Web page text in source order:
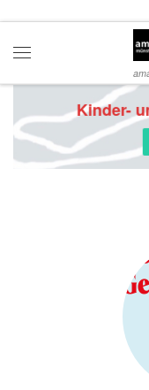
Zum Inhalt springen
Kinder-